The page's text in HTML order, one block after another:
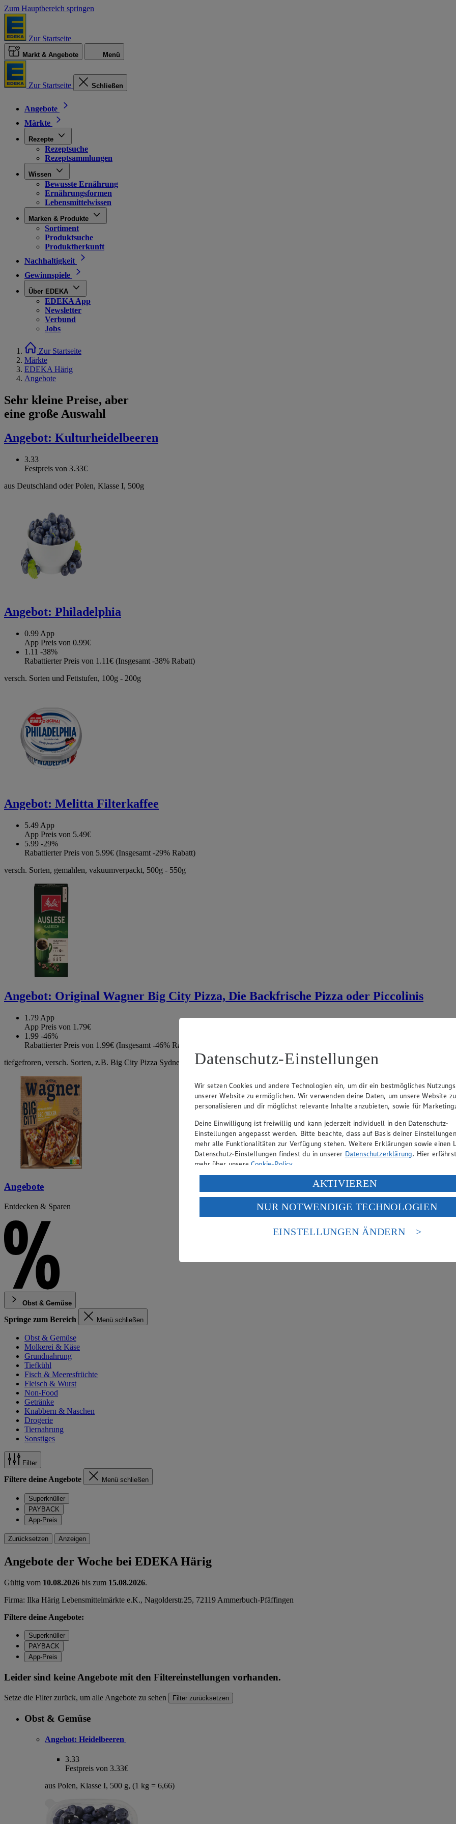
Zum Hauptbereich springen
Zur Startseite
Markt & Angebote Menü
Zur Startseite Schließen
Angebote
Märkte
Rezepte
Rezeptsuche
Rezeptsammlungen
Wissen
Bewusste Ernährung
Ernährungsformen
Lebensmittelwissen
Marken & Produkte
Sortiment
Produktsuche
Produktherkunft
Nachhaltigkeit
Gewinnspiele
Über EDEKA
EDEKA App
Newsletter
Verbund
Jobs
Zur Startseite
Märkte
EDEKA Härig
Angebote
Sehr kleine Preise, aber
eine große Auswahl
Angebot: Kulturheidelbeeren
3.33
Festpreis von 3.33€
aus Deutschland oder Polen, Klasse I, 500g
Angebot: Philadelphia
0.99 App
App Preis von 0.99€
1.11 -38%
Rabattierter Preis von 1.11€ (Insgesamt -38% Rabatt)
versch. Sorten und Fettstufen, 100g - 200g
Angebot: Melitta Filterkaffee
5.49 App
App Preis von 5.49€
5.99 -29%
Rabattierter Preis von 5.99€ (Insgesamt -29% Rabatt)
versch. Sorten, gemahlen, vakuumverpackt, 500g - 550g
Angebot: Original Wagner Big City Pizza, Die Backfrische Pizza oder Piccolinis
1.79 App
App Preis von 1.79€
1.99 -46%
Rabattierter Preis von 1.99€ (Insgesamt -46% Rabatt)
tiefgefroren, versch. Sorten, z.B. Big City Pizza Sydney, 425g
Angebote
Entdecken & Sparen
Obst & Gemüse
Springe zum Bereich Menü schließen
Obst & Gemüse
Molkerei & Käse
Grundnahrung
Tiefkühl
Fisch & Meeresfrüchte
Fleisch & Wurst
Non-Food
Getränke
Knabbern & Naschen
Drogerie
Tiernahrung
Sonstiges
Filter
Filtere deine Angebote Menü schließen
Superknüller
PAYBACK
App-Preis
Zurücksetzen Anzeigen
Angebote der Woche bei EDEKA Härig
Gültig vom 10.08.2026 bis zum 15.08.2026.
Firma: Ilka Härig Lebensmittelmärkte e.K., Nagolderstr.25, 72119 Ammerbuch-Pfäffingen
Filtere deine Angebote:
Superknüller
PAYBACK
App-Preis
Leider sind keine Angebote mit den Filtereinstellungen vorhanden.
Setze die Filter zurück, um alle Angebote zu sehen Filter zurücksetzen
Obst & Gemüse
Angebot: Heidelbeeren
3.33
Festpreis von 3.33€
aus Polen, Klasse I, 500 g, (1 kg = 6,66)
Datenschutz-Einstellungen
Wir setzen Cookies und andere Technologien ein, um dir ein bestmögliches
unserer Website zu ermöglichen. Wir verwenden deine Daten, um unsere Website zu
personalisieren und dir möglichst relevante Inhalte anzubieten, sowie für
Deine Einwilligung ist freiwillig und kann jederzeit individuell in den Datenschutz-
Einstellungen angepasst werden. Bitte beachte, dass auf Basis deiner
mehr alle Funktionalitäten zur Verfügung stehen. Weitere Erklärungen sowie einen
Datenschutz-Einstellungen findest du in unserer Datenschutzerklärung. Hier
mehr über unsereCookie-Policy.
Verarbeitung deiner personenbezogenen Daten in den USA durch Facebook und
Wenn du auf „Aktivieren“ klickst, willigst du im Sinne des Art. 49 Abs. 1 Satz 1 lit.
ein, dass deine Daten in den USA verarbeitet werden. Der EuGH sieht die USA als
einem nach europäischen Standards nicht angemessenen Datenschutzniveau an. Es
Risiko eines Zugriffs durch US-amerikanische Behörden.
AKTIVIEREN
NUR NOTWENDIGE TECHNOLOGIEN
EINSTELLUNGEN ÄNDERN